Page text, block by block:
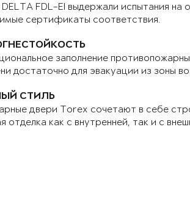
FDL-EI выдержали испытания на
сертификаты соответствия.
заполнение
достаточно для эвакуации из зоны
СТИЛЬ
двери Torex сочетают в себе
отделка как с внутренней, так и с